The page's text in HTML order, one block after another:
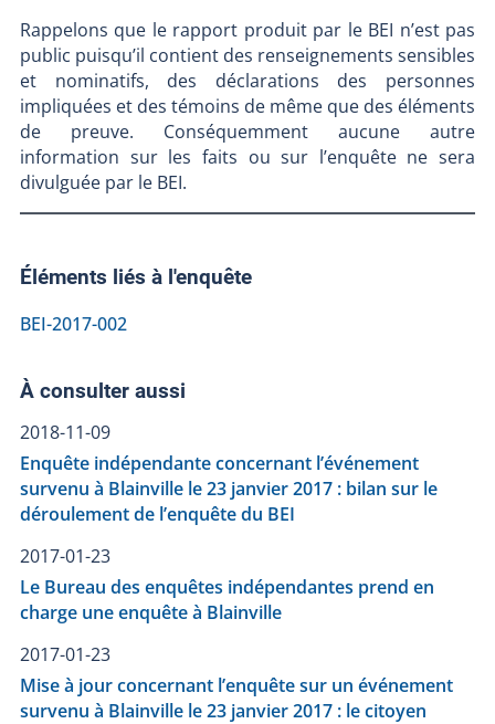
Rappelons que le rapport produit par le BEI n’est pas
public puisqu’il contient des renseignements sensibles
et nominatifs, des déclarations des personnes
impliquées et des témoins de même que des éléments
de preuve. Conséquemment aucune autre
information sur les faits ou sur l’enquête ne sera
divulguée par le BEI.
Éléments liés à l'enquête
BEI-2017-002
À consulter aussi
2018-11-09
Enquête indépendante concernant l’événement
survenu à Blainville le 23 janvier 2017 : bilan sur le
déroulement de l’enquête du BEI
2017-01-23
Le Bureau des enquêtes indépendantes prend en
charge une enquête à Blainville
2017-01-23
Mise à jour concernant l’enquête sur un événement
survenu à Blainville le 23 janvier 2017 : le citoyen